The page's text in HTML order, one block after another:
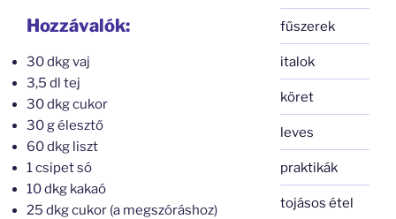
Hozzávalók:
30 dkg vaj
3,5 dl tej
30 dkg cukor
30 g élesztő
60 dkg liszt
1 csipet só
10 dkg kakaó
25 dkg cukor (a megszóráshoz)
fűszerek
italok
köret
leves
praktikák
tojásos étel